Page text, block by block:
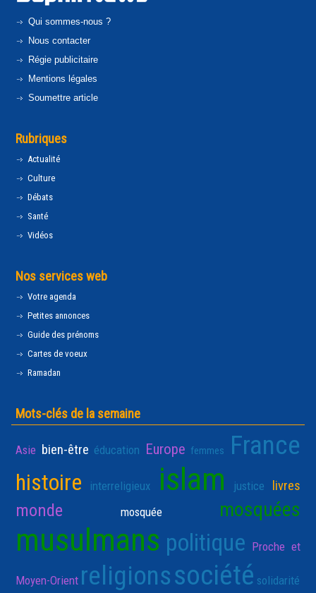
Qui sommes-nous ?
Nous contacter
Régie publicitaire
Mentions légales
Soumettre article
Rubriques
Actualité
Culture
Débats
Santé
Vidéos
Nos services web
Votre agenda
Petites annonces
Guide des prénoms
Cartes de voeux
Ramadan
Mots-clés de la semaine
Asie bien-être éducation Europe femmes France
histoire interreligieux islam justice livres
monde mosquée mosquées
musulmans politique Proche et
Moyen-Orient religionssociété solidarité